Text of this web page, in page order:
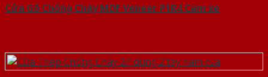
Cửa Gỗ Chống Cháy MDF Veneer P1R4 Cam xe